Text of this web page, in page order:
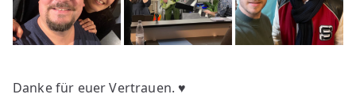
Danke für euer Vertrauen. ♥